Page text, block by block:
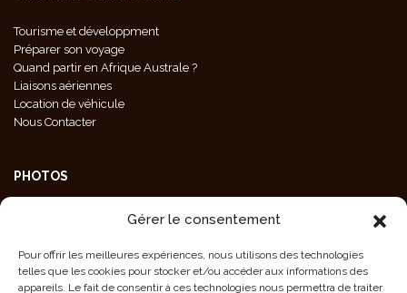
Gérer le consentement
Pour offrir les meilleures expériences, nous utilisons des technologies
telles que les cookies pour stocker et/ou accéder aux informations des
appareils. Le fait de consentir à ces technologies nous permettra de traiter
Tourisme et développment
Préparer son voyage
Quand partir en Afrique Australe ?
Liaisons aériennes
Location de véhicule
Nous Contacter
PHOTOS
Photos Paysages
Photos Population
Crédit Photos